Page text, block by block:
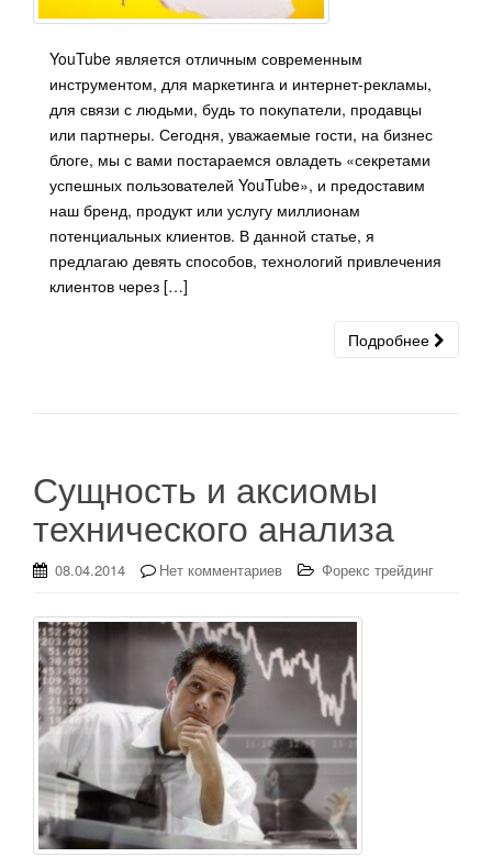
YouTube является отличным современным
инструментом, для маркетинга и интернет-рекламы,
для связи с людьми, будь то покупатели, продавцы
или партнеры. Сегодня, уважаемые гости, на бизнес
блоге, мы с вами постараемся овладеть «секретами
успешных пользователей YouTube», и предоставим
наш бренд, продукт или услугу миллионам
потенциальных клиентов. В данной статье, я
предлагаю девять способов, технологий привлечения
клиентов через […]
Подробнее
Сущность и аксиомы
технического анализа
08.04.2014 Нет комментариев Форекс трейдинг